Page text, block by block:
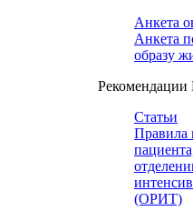
Анкета
Анкета
образу
Рекомендации
Статьи
Правила
(ОРИТ)